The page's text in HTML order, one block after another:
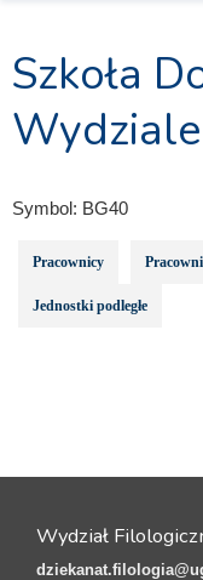
Szkoła
Symbol: BG40
Pracownicy
Jednostki podległe
Wydział